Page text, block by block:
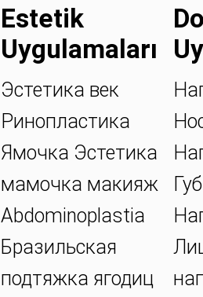
Estetik
Uygulamaları
Эстетика век
Ринопластика
Ямочка Эстетика
мамочка макияж
Abdominoplastia
Бразильская
подтяжка ягодиц
Губ